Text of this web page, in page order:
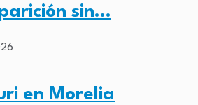
sin…
en Morelia